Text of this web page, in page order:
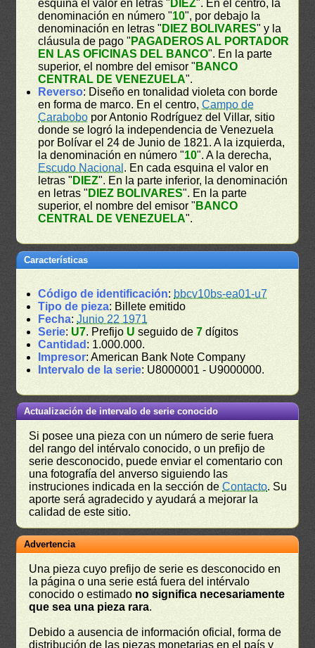
esquina el valor en letras " DIEZ". En el centro, la
denominación en número "10", por debajo la
denominación en letras " DIEZ BOLIVARES" y la
cláusula de pago " PAGADEROS AL PORTADOR
EN LAS OFICINAS DEL BANCO". En la parte
superior, el nombre del emisor " BANCO
CENTRAL DE VENEZUELA".
Reverso: Diseño en tonalidad violeta con borde
en forma de marco. En el centro,Campo de
Carabobo por Antonio Rodríguez del Villar, sitio
donde se logró la independencia de Venezuela
por Bolívar el 24 de Junio de 1821. A la izquierda,
la denominación en número "10". A la derecha,
Escudo Nacional . En cada esquina el valor en
letras " DIEZ". En la parte inferior, la denominación
en letras " DIEZ BOLIVARES". En la parte
superior, el nombre del emisor " BANCO
CENTRAL DE VENEZUELA".
Características
Código de identificación: bbcv10bs-ea01-u7
Tipo de pieza: Billete emitido
Fecha:Junio 22 1971
Serie: U7. Prefijo U seguido de7 dígitos
Cantidad : 1.000.000.
Impresor: American Bank Note Company
Intervalo de la serie: U8000001 - U9000000.
Actualización de intervalo de serie conocido
Si posee una pieza con un número de serie fuera
del rango del intérvalo conocido, o un prefijo de
serie desconocido, puede enviar el comentario con
una fotografía del anverso siguiendo las
instruciones indicada en la sección deContacto. Su
aporte será agradecido y ayudará a mejorar la
calidad de este sitio.
Advertencia
Una pieza cuyo prefijo de serie es desconocido en
la página o una serie está fuera del intérvalo
conocido o estimado no significa necesariamente
que sea una pieza rara.
Debido a ausencia de información oficial, forma de
distribución de las piezas monetarias en el país y